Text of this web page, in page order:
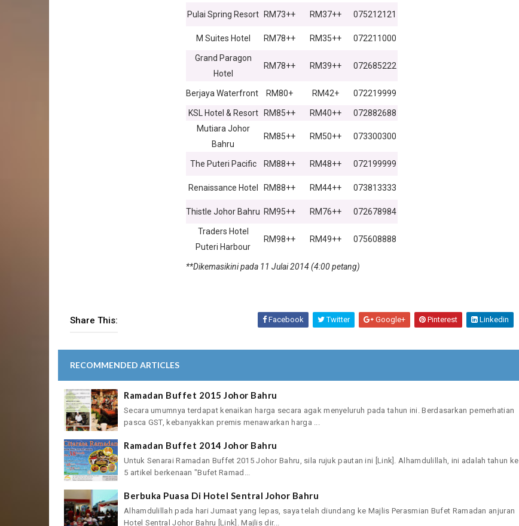
Pulai Spring Resort RM73++ RM37++ 075212121
M Suites Hotel RM78++ RM35++ 072211000
Grand Paragon
Hotel
RM78++ RM39++ 072685222
Berjaya Waterfront RM80+ RM42+ 072219999
KSL Hotel & Resort RM85++ RM40++
072882688
Mutiara Johor
Bahru
RM85++ RM50++ 073300300
The Puteri Pacific RM88++ RM48++ 072199999
Renaissance Hotel RM88++ RM44++ 073813333
Thistle Johor Bahru RM95++ RM76++ 072678984
Traders Hotel
Puteri Harbour
RM98++ RM49++ 075608888
**Dikemasikini pada 11 Julai 2014 (4:00 petang)
Share This: Facebook Twitter Google+ Pinterest Linkedin
RECOMMENDED ARTICLES
Ramadan Buffet 2015 Johor Bahru
Secara umumnya terdapat kenaikan harga secara agak menyeluruh pada tahun ini. Berdasarkan pemerhatian
pasca GST, kebanyakkan premis menawarkan harga ...
Ramadan Buffet 2014 Johor Bahru
Untuk Senarai Ramadan Buffet 2015 Johor Bahru, sila rujuk pautan ini [Link]. Alhamdulillah, ini adalah tahun ke
5 artikel berkenaan "Bufet Ramad...
Berbuka Puasa Di Hotel Sentral Johor Bahru
Alhamdulillah pada hari Jumaat yang lepas, saya telah diundang ke Majlis Perasmian Bufet Ramadan anjuran
Hotel Sentral Johor Bahru [Link]. Majlis dir...